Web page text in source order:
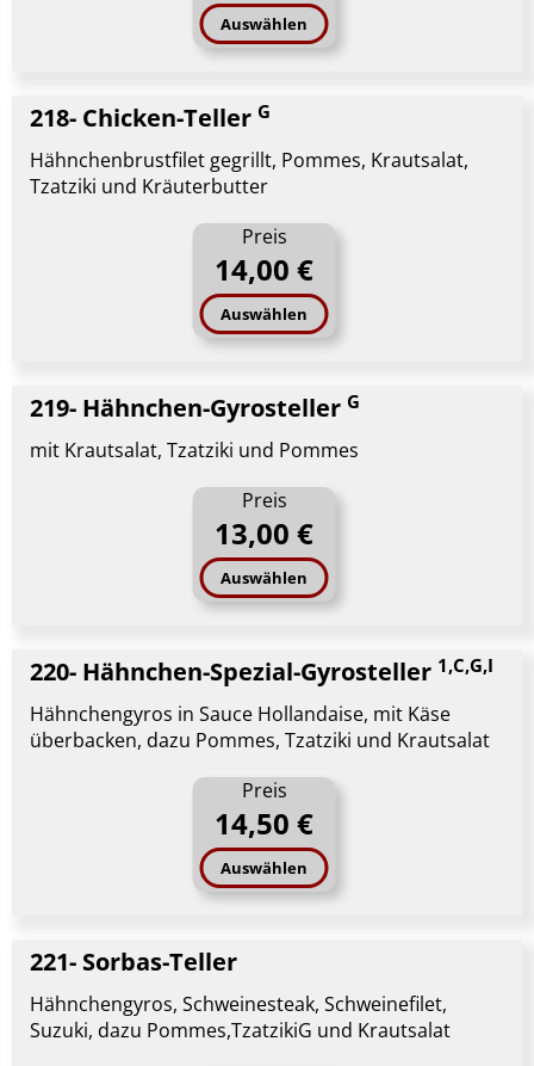
Auswählen
218- Chicken-Teller G
Hähnchenbrustfilet gegrillt, Pommes, Krautsalat,
Tzatziki und Kräuterbutter
Preis
14,00 €
Auswählen
219- Hähnchen-Gyrosteller G
mit Krautsalat, Tzatziki und Pommes
Preis
13,00 €
Auswählen
220- Hähnchen-Spezial-Gyrosteller 1,C,G,I
Hähnchengyros in Sauce Hollandaise, mit Käse
überbacken, dazu Pommes, Tzatziki und Krautsalat
Preis
14,50 €
Auswählen
221- Sorbas-Teller
Hähnchengyros, Schweinesteak, Schweinefilet,
Suzuki, dazu Pommes,TzatzikiG und Krautsalat